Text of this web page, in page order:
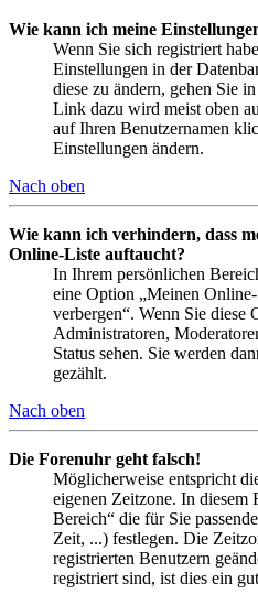
Wie kann ich meine
Wenn Sie sich registriert
Einstellungen in der
diese zu ändern, gehen Sie
Link dazu wird meist oben
auf Ihren Benutzernamen
Einstellungen ändern.
Nach oben
Wie kann ich verhindern, dass
Online-Liste auftaucht?
In Ihrem persönlichen
eine Option „Meinen
verbergen“. Wenn Sie diese
Administratoren,
Status sehen. Sie werden
gezählt.
Nach oben
Die Forenuhr geht falsch!
Möglicherweise entspricht
eigenen Zeitzone. In diesem
Bereich“ die für Sie
Zeit, ...) festlegen. Die
registrierten Benutzern
registriert sind, ist dies ein